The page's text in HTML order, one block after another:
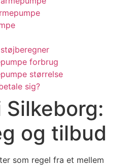
forbrug
størrelse
sig?
Silkeborg:
og tilbud
som regel fra et mellem